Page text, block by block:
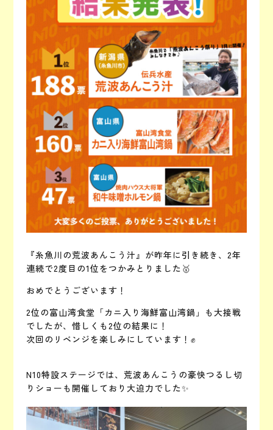
『糸魚川の荒波あんこう汁』が昨年に引き続き、2年
連続で2度目の1位をつかみとりました🥇
おめでとうございます！
2位の富山湾食堂「カニ入り海鮮富山湾鍋」も大接戦
でしたが、惜しくも2位の結果に！
次回のリベンジを楽しみにしています！✊
N10特設ステージでは、荒波あんこうの豪快つるし切
りショーも開催しており大迫力でした✨